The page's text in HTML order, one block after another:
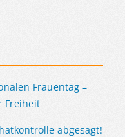
Frauentag –
Freiheit
abgesagt!